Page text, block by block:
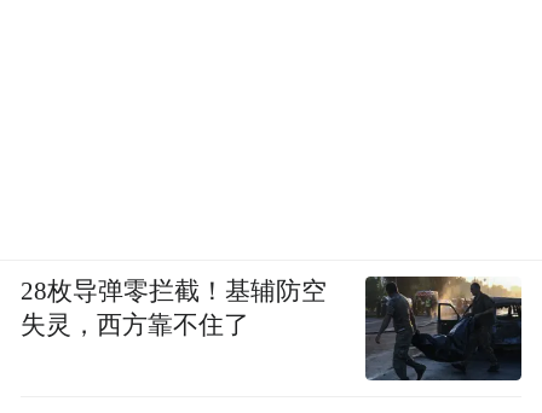
28枚导弹零拦截！基辅防空
失灵，西方靠不住了